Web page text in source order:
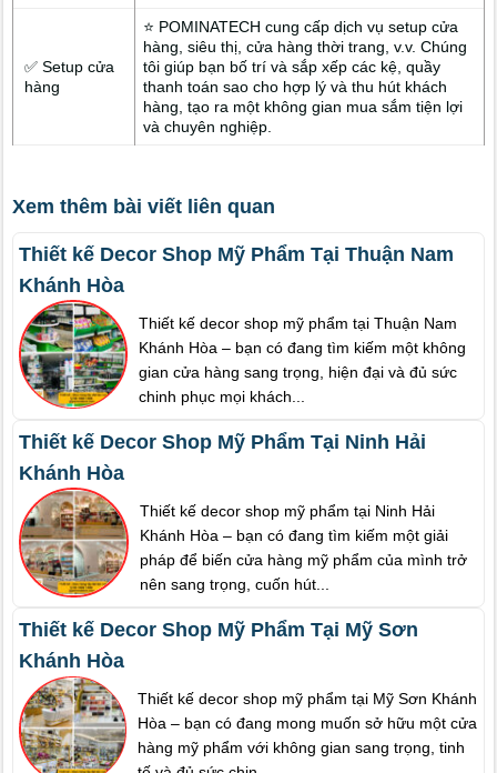
✅ Setup cửa
hàng
⭐ POMINATECH cung cấp dịch vụ setup cửa
hàng, siêu thị, cửa hàng thời trang, v.v. Chúng
tôi giúp bạn bố trí và sắp xếp các kệ, quầy
thanh toán sao cho hợp lý và thu hút khách
hàng, tạo ra một không gian mua sắm tiện lợi
và chuyên nghiệp.
Xem thêm bài viết liên quan
Thiết kế Decor Shop Mỹ Phẩm Tại Thuận Nam
Khánh Hòa
Thiết kế decor shop mỹ phẩm tại Thuận Nam
Khánh Hòa – bạn có đang tìm kiếm một không
gian cửa hàng sang trọng, hiện đại và đủ sức
chinh phục mọi khách...
Thiết kế Decor Shop Mỹ Phẩm Tại Ninh Hải
Khánh Hòa
Thiết kế decor shop mỹ phẩm tại Ninh Hải
Khánh Hòa – bạn có đang tìm kiếm một giải
pháp để biến cửa hàng mỹ phẩm của mình trở
nên sang trọng, cuốn hút...
Thiết kế Decor Shop Mỹ Phẩm Tại Mỹ Sơn
Khánh Hòa
Thiết kế decor shop mỹ phẩm tại Mỹ Sơn Khánh
Hòa – bạn có đang mong muốn sở hữu một cửa
hàng mỹ phẩm với không gian sang trọng, tinh